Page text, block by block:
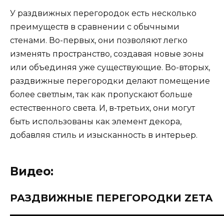
У раздвижных перегородок есть несколько
преимуществ в сравнении с обычными
стенами. Во-первых, они позволяют легко
изменять пространство, создавая новые зоны
или объединяя уже существующие. Во-вторых,
раздвижные перегородки делают помещение
более светлым, так как пропускают больше
естественного света. И, в-третьих, они могут
быть использованы как элемент декора,
добавляя стиль и изысканность в интерьер.
Видео:
РАЗДВИЖНЫЕ ПЕРЕГОРОДКИ ZETA